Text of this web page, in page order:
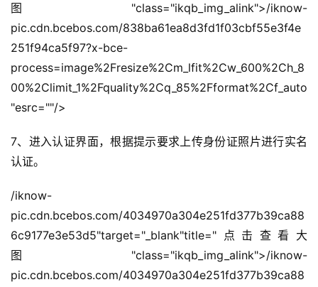
页
自
媒
体
图"class="ikqb_img_alink">/iknow-
pic.cdn.bcebos.com/838ba61ea8d3fd1f03cbf55e3f4e
251f94ca5f97?x-bce-
process=image%2Fresize%2Cm_lfit%2Cw_600%2Ch_8
00%2Climit_1%2Fquality%2Cq_85%2Fformat%2Cf_auto
"esrc=""/>
7、进入认证界面，根据提示要求上传身份证照片进行实名
认证。
/iknow-
pic.cdn.bcebos.com/4034970a304e251fd377b39ca88
6c9177e3e53d5"target="_blank"title="点击查看大
图"class="ikqb_img_alink">/iknow-
pic.cdn.bcebos.com/4034970a304e251fd377b39ca88